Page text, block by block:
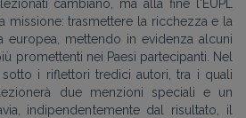
cambiano, ma alla fine l'EUPL
missione: trasmettere la ricchezza e la
europea, mettendo in evidenza alcuni
promettenti nei Paesi partecipanti. Nel
sotto i riflettori tredici autori, tra i quali
due menzioni speciali e un
indipendentemente dal risultato, il